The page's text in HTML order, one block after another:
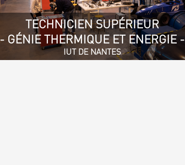
TECHNICIEN SUPÉRIEUR
- GÉNIE THERMIQUE ET ENERGIE -
IUT DE NANTES